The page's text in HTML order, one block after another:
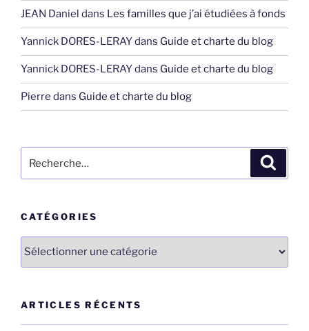
JEAN Daniel dans Les familles que j’ai étudiées à fonds
Yannick DORES-LERAYdans Guide et charte du blog
Yannick DORES-LERAYdans Guide et charte du blog
Pierre dans Guide et charte du blog
pour
CATÉGORIES
Catégories
ARTICLES RÉCENTS